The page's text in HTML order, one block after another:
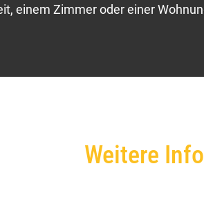
einem Zimmer oder einer
Weitere